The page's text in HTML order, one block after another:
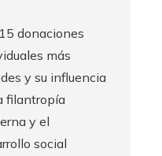
donaciones
más
y su influencia
filantropía
y el
social